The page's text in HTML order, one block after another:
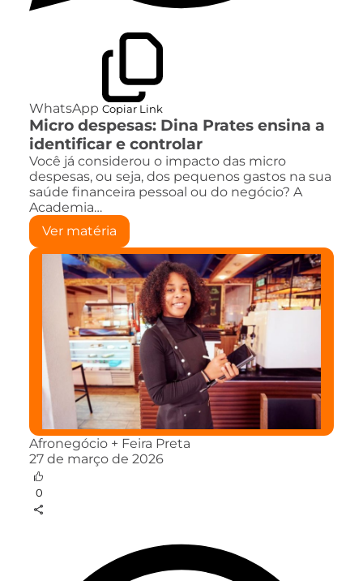
WhatsApp Copiar Link
Micro despesas: Dina Prates ensina a
identificar e controlar
Você já considerou o impacto das micro
despesas, ou seja, dos pequenos gastos na sua
saúde financeira pessoal ou do negócio? A
Academia…
Ver matéria
Afronegócio + Feira Preta
27 de março de 2026
0